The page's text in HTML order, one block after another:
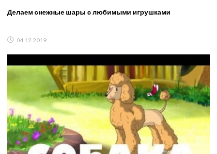
Делаем снежные шары с любимыми игрушками
04.12.2019